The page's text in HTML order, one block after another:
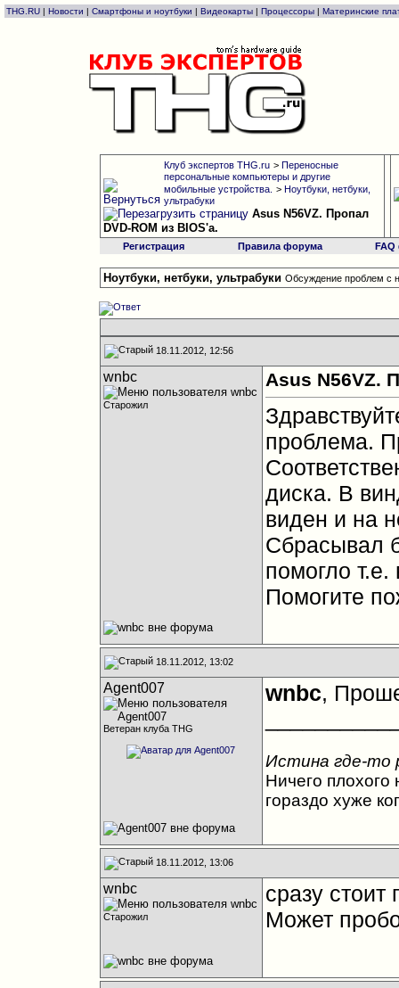
THG.RU | Новости | Смартфоны и ноутбуки | Видеокарты | Процессоры | Материнские
Клуб экспертов THG.ru > Переносные
персональные компьютеры и другие
мобильные устройства. > Ноутбуки, нетбуки,
ультрабуки
Asus N56VZ. Пропал
DVD-ROM из BIOS'a.
Регистрация Правила форума
Ноутбуки, нетбуки, ультрабуки Обсуждение проблем с
18.11.2012, 12:56
wnbc
Старожил
Asus N56VZ.
проблема.
диска. В
виден и на
Сбрасывал
помогло т.е.
Помогите
18.11.2012, 13:02
Agent007
Ветеран клуба THG
wnbc,
Истина где-то
Ничего плохого
гораздо хуже
18.11.2012, 13:06
wnbc
Старожил
сразу
Может